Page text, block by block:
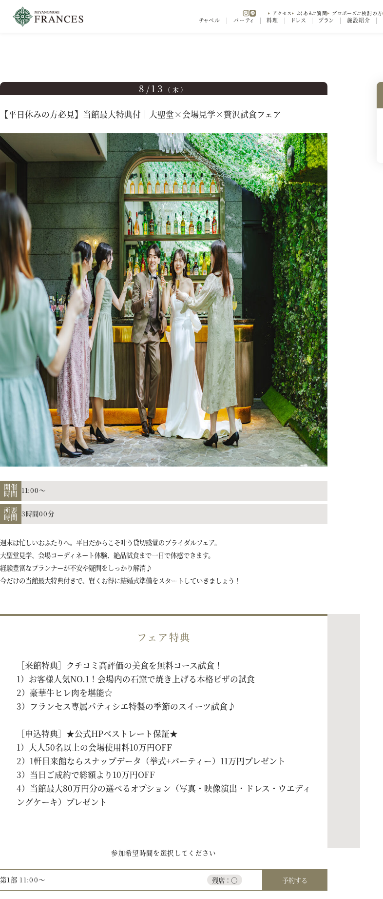
アクセス よくあるご質問 プロポーズご検討の方
チャペル パーティ 料理 ドレス プラン 施設紹介
8/13 （木）
【平日休みの方必見】当館最大特典付｜大聖堂×会場見学×贅沢試食フェア
開催
時間 11:00～
所要
時間 3時間00分
週末は忙しいおふたりへ。平日だからこそ叶う貸切感覚のブライダルフェア。
大聖堂見学、会場コーディネート体験、絶品試食まで一日で体感できます。
経験豊富なプランナーが不安や疑問をしっかり解消♪
今だけの当館最大特典付きで、賢くお得に結婚式準備をスタートしていきましょう！
フェア特典
［来館特典］クチコミ高評価の美食を無料コース試食！
1）お客様人気NO.1！会場内の石窯で焼き上げる本格ピザの試食
2）豪華牛ヒレ肉を堪能☆
3）フランセス専属パティシエ特製の季節のスイーツ試食♪
［申込特典］★公式HPベストレート保証★
1）大人50名以上の会場使用料10万円OFF
2）1軒目来館ならスナップデータ（挙式+パーティー）11万円プレゼント
3）当日ご成約で総額より10万円OFF
4）当館最大80万円分の選べるオプション（写真・映像演出・ドレス・ウエディ
ングケーキ）プレゼント
参加希望時間を選択してください
第1部 11:00～ 残席：○ 予約する